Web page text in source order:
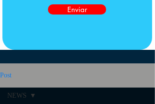
Enviar
Post
NEWS